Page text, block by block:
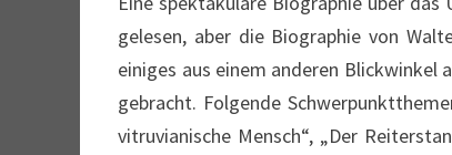
gelesen, aber die Biographie von
einiges aus einem anderen Blickwinkel
gebracht. Folgende
vitruvianische Mensch“, „Der